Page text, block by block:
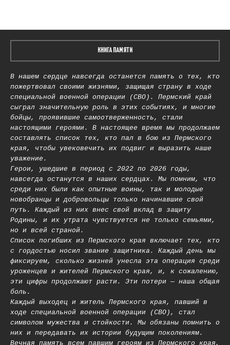
КНИГА ПАМЯТИ
В нашем сердце навсегда останется память о тех, кто
пожертвовал своими жизнями, защищая страну в ходе
специальной военной операции (СВО). Пермский край
сыграл значительную роль в этих событиях, и многие
бойцы, проявившие самоотверженность, стали
настоящими героями. В настоящее время мы продолжаем
составлять список тех, кто пал в бою из Пермского
края, чтобы увековечить их подвиг и выразить наше
уважение.
Герои, ушедшие в период с 2022 по 2026 годы,
навсегда останутся в наших сердцах. Мы помним, что
среди них были как опытные воины, так и молодые
новобранцы и добровольцы только начинавшие свой
путь. Каждый из них внес свой вклад в защиту
Родины, и их утрата чувствуется не только семьями,
но и всей страной.
Список погибших из Пермского края включает тех, кто
с гордостью носил звание защитника. Каждый день мы
фиксируем, сколько жизней унесла эта операция среди
уроженцев и жителей Пермского края, и, к сожалению,
эти цифры продолжают расти. Эти потери — наша общая
боль.
Каждый выходец и житель Пермского края, павший в
ходе специальной военной операции (СВО), стал
символом мужества и стойкости. Мы обязаны помнить о
них и передавать их истории будущим поколениям.
Вечная память всем павшим героям из Пермского края,